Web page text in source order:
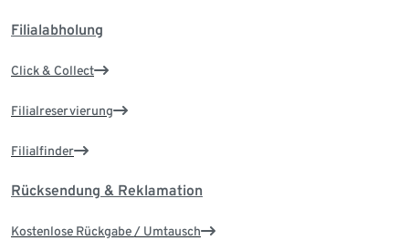
Filialabholung
Click & Collect
Filialreservierung
Filialfinder
Rücksendung & Reklamation
Kostenlose Rückgabe / Umtausch